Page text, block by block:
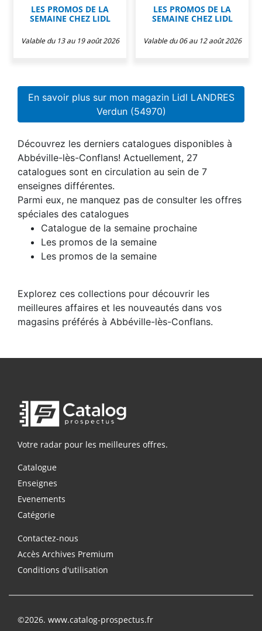
LES PROMOS DE LA
SEMAINE CHEZ LIDL
Valable du 13 au 19 août 2026
LES PROMOS DE LA
SEMAINE CHEZ LIDL
Valable du 06 au 12 août 2026
En savoir plus sur mon magazin Lidl LANDRES
Verdun (54970)
Découvrez les derniers catalogues disponibles à
Abbéville-lès-Conflans! Actuellement, 27
catalogues sont en circulation au sein de 7
enseignes différentes.
Parmi eux, ne manquez pas de consulter les offres
spéciales des catalogues
Catalogue de la semaine prochaine
Les promos de la semaine
Les promos de la semaine
Explorez ces collections pour découvrir les
meilleures affaires et les nouveautés dans vos
magasins préférés à Abbéville-lès-Conflans.
Votre radar pour les meilleures offres.
Catalogue
Enseignes
Evenements
Catégorie
Contactez-nous
Accès Archives Premium
Conditions d'utilisation
©2026. www.catalog-prospectus.fr